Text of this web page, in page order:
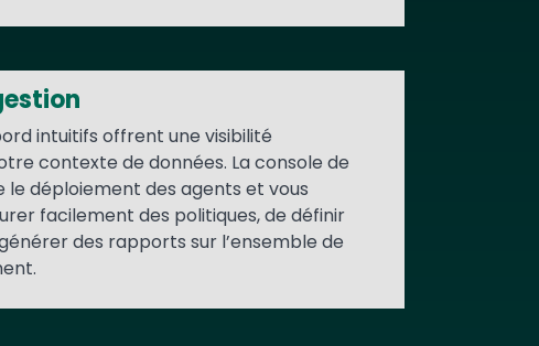
intuitifs offrent une visibilité
contexte de données. La console de
le déploiement des agents et vous
facilement des politiques, de définir
des rapports sur l’ensemble de